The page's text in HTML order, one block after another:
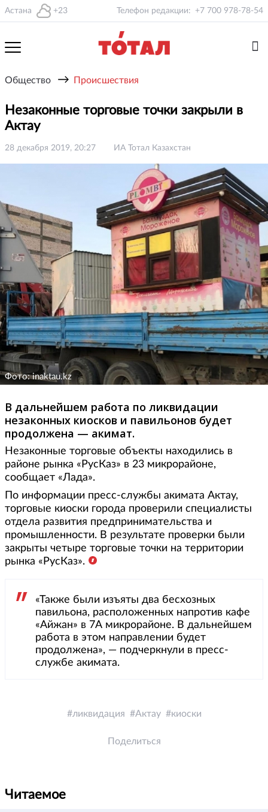
Астана +23 Телефон редакции: +7 700 978-78-54
Общество → Происшествия
Незаконные торговые точки закрыли в
Актау
28 декабря 2019, 20:27 ИА Тотал Казахстан
Фото: inaktau.kz
В дальнейшем работа по ликвидации
незаконных киосков и павильонов будет
продолжена — акимат.
Незаконные торговые объекты находились в
районе рынка «РусКаз» в 23 микрорайоне,
сообщает «Лада».
По информации пресс-службы акимата Актау,
торговые киоски города проверили специалисты
отдела развития предпринимательства и
промышленности. В результате проверки были
закрыты четыре торговые точки на территории
рынка «РусКаз».
«Также были изъяты два бесхозных
павильона, расположенных напротив кафе
«Айжан» в 7А микрорайоне. В дальнейшем
работа в этом направлении будет
продолжена», — подчеркнули в пресс-
службе акимата.
ликвидация Актау киоски
Поделиться
Читаемое